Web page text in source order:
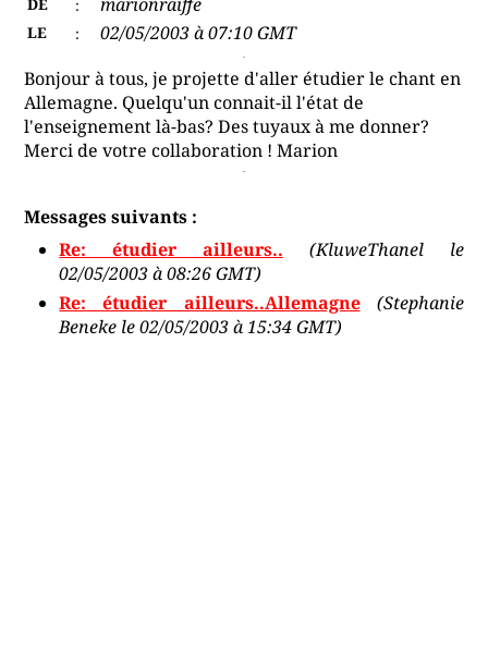
DE :
LE :
02/05/2003 à 07:10 GMT
Bonjour à tous, je projette d'aller étudier le chant en
Allemagne. Quelqu'un connait-il l'état de
l'enseignement là-bas? Des tuyaux à me donner?
Merci de votre collaboration ! Marion
Messages suivants :
Re: étudier ailleurs..
(KluweThanel le
02/05/2003 à 08:26 GMT)
Re: étudier ailleurs..Allemagne
(Stephanie
Beneke le 02/05/2003 à 15:34 GMT)